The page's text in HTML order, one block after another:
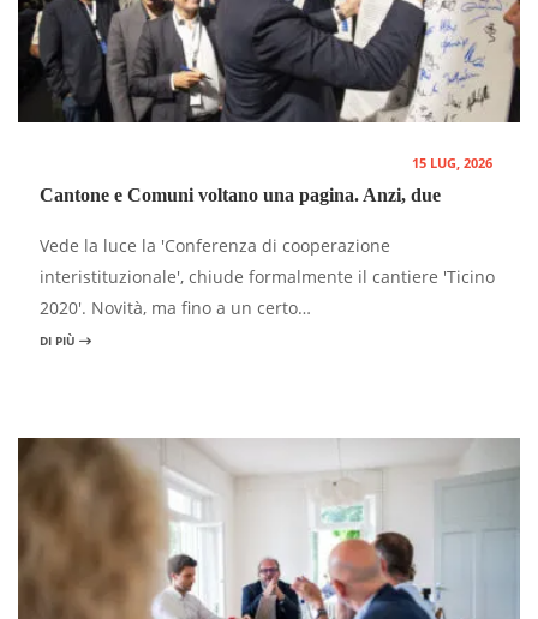
15 LUG, 2026
Cantone e Comuni voltano una pagina. Anzi, due
Vede la luce la 'Conferenza di cooperazione
interistituzionale', chiude formalmente il cantiere 'Ticino
2020'. Novità, ma fino a un certo…
DI PIÙ